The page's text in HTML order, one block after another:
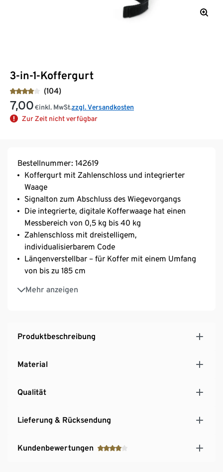
3-in-1-Koffergurt
(104)
7,00 €inkl. MwSt.zzgl. Versandkosten
Zur Zeit nicht verfügbar
Bestellnummer: 142619
Koffergurt mit Zahlenschloss und integrierter
Waage
Signalton zum Abschluss des Wiegevorgangs
Die integrierte, digitale Kofferwaage hat einen
Messbereich von 0,5 kg bis 40 kg
Zahlenschloss mit dreistelligem,
individualisierbarem Code
Längenverstellbar – für Koffer mit einem Umfang
von bis zu 185 cm
Mehr anzeigen
Wahl-Taste zum Wechseln zwischen einer Anzeige in
Kilogramm oder Pfund
Praktisches Accessoire für die Reise und auf Flügen
Produktbeschreibung
Material
Qualität
Lieferung & Rücksendung
Kundenbewertungen